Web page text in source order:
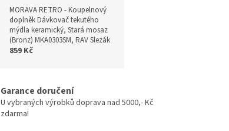
MORAVA RETRO - Koupelnový
doplněk Dávkovač tekutého
mýdla keramický, Stará mosaz
(Bronz) MKA0303SM, RAV Slezák
859 Kč
Garance doručení
U vybraných výrobků doprava nad 5000,- Kč
zdarma!